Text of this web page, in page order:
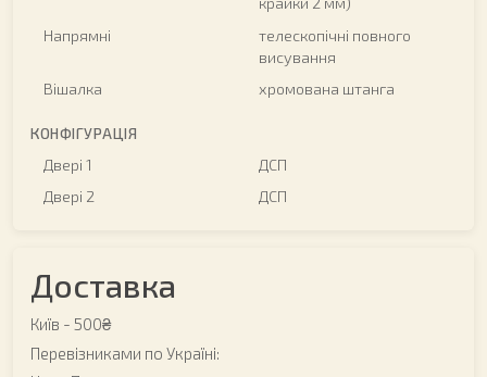
Напрямні
телескопічні повного
висування
Вішалка
хромована штанга
КОНФІГУРАЦІЯ
Двері 1
ДСП
Двері 2
ДСП
Доставка
Київ - 500₴
Перевізниками по Україні: